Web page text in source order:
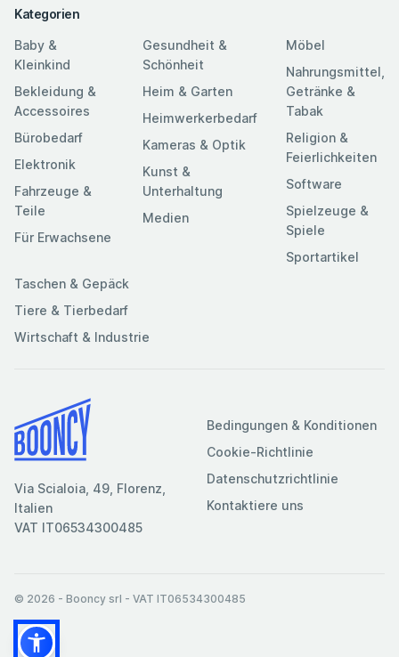
Kategorien
Baby &
Kleinkind
Bekleidung &
Accessoires
Bürobedarf
Elektronik
Fahrzeuge &
Teile
Für Erwachsene
Gesundheit &
Schönheit
Heim & Garten
Heimwerkerbedarf
Kameras & Optik
Kunst &
Unterhaltung
Medien
Möbel
Nahrungsmittel,
Getränke &
Tabak
Religion &
Feierlichkeiten
Software
Spielzeuge &
Spiele
Sportartikel
Taschen & Gepäck
Tiere & Tierbedarf
Wirtschaft & Industrie
Via Scialoia, 49, Florenz,
Italien
VAT IT06534300485
Bedingungen & Konditionen
Cookie-Richtlinie
Datenschutzrichtlinie
Kontaktiere uns
© 2026 - Booncy srl - VAT IT06534300485